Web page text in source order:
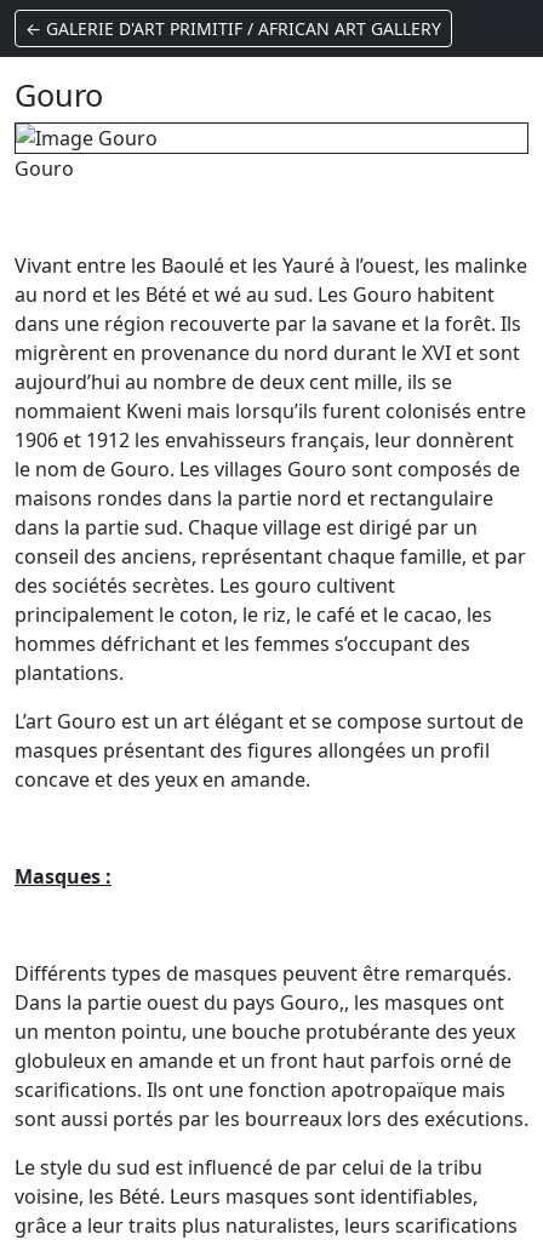
← GALERIE D'ART PRIMITIF / AFRICAN ART GALLERY
Gouro
Gouro
Vivant entre les Baoulé et les Yauré à l’ouest, les malinke
au nord et les Bété et wé au sud. Les Gouro habitent
dans une région recouverte par la savane et la forêt. Ils
migrèrent en provenance du nord durant le XVI et sont
aujourd’hui au nombre de deux cent mille, ils se
nommaient Kweni mais lorsqu’ils furent colonisés entre
1906 et 1912 les envahisseurs français, leur donnèrent
le nom de Gouro. Les villages Gouro sont composés de
maisons rondes dans la partie nord et rectangulaire
dans la partie sud. Chaque village est dirigé par un
conseil des anciens, représentant chaque famille, et par
des sociétés secrètes. Les gouro cultivent
principalement le coton, le riz, le café et le cacao, les
hommes défrichant et les femmes s’occupant des
plantations.
L’art Gouro est un art élégant et se compose surtout de
masques présentant des figures allongées un profil
concave et des yeux en amande.
Masques :
Différents types de masques peuvent être remarqués.
Dans la partie ouest du pays Gouro,, les masques ont
un menton pointu, une bouche protubérante des yeux
globuleux en amande et un front haut parfois orné de
scarifications. Ils ont une fonction apotropaïque mais
sont aussi portés par les bourreaux lors des exécutions.
Le style du sud est influencé de par celui de la tribu
voisine, les Bété. Leurs masques sont identifiables,
grâce a leur traits plus naturalistes, leurs scarifications